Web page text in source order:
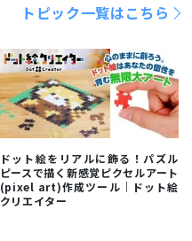
トピック一覧はこちら
ドット絵をリアルに飾る！パズル
ピースで描く新感覚ピクセルアート
(pixel art)作成ツール｜ドット絵
クリエイター